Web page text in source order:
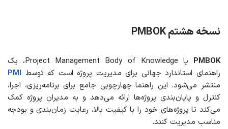
نسخه هشتم PMBOK
PMBOK
یا Project Management Body of Knowledge، یک
راهنمای استاندارد جهانی برای مدیریت پروژه است که توسط PMI
منتشر می‌شود. این راهنما چهارچوبی جامع برای برنامه‌ریزی، اجرا،
کنترل و پایان‌بندی پروژه‌ها ارائه می‌دهد و به مدیران پروژه کمک
می‌کند تا پروژه‌های خود را با کیفیت بالا، رعایت زمان‌بندی و بودجه
مناسب مدیریت کنند.